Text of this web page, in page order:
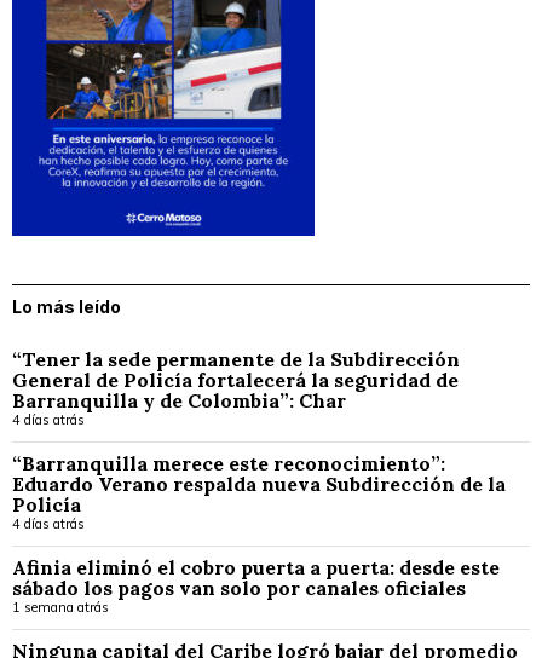
Lo más leído
“Tener la sede permanente de la Subdirección
General de Policía fortalecerá la seguridad de
Barranquilla y de Colombia”: Char
4 días atrás
“Barranquilla merece este reconocimiento”:
Eduardo Verano respalda nueva Subdirección de la
Policía
4 días atrás
Afinia eliminó el cobro puerta a puerta: desde este
sábado los pagos van solo por canales oficiales
1 semana atrás
Ninguna capital del Caribe logró bajar del promedio